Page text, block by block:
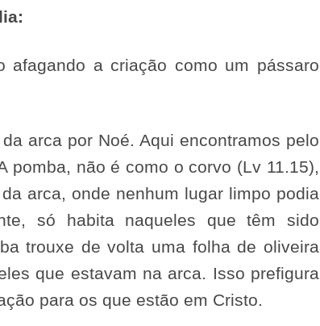
a criação como um pássaro
arca por Noé. Aqui encontramos pelo
pomba, não é como o corvo (Lv 11.15),
arca, onde nenhum lugar limpo podia
só habita naqueles que têm sido
trouxe de volta uma folha de oliveira
que estavam na arca. Isso prefigura
para os que estão em Cristo.